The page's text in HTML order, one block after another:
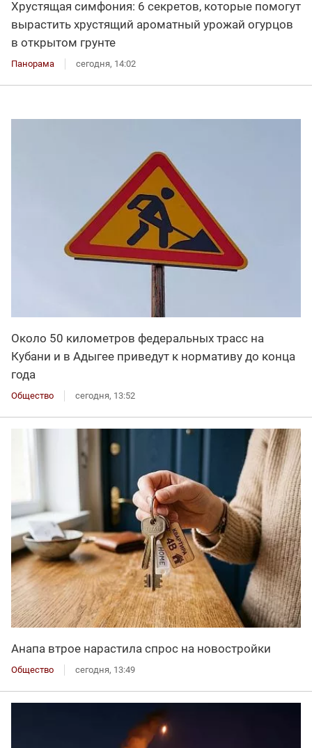
Хрустящая симфония: 6 секретов, которые помогут
вырастить хрустящий ароматный урожай огурцов
в открытом грунте
Панорама сегодня, 14:02
Около 50 километров федеральных трасс на
Кубани и в Адыгее приведут к нормативу до конца
года
Общество сегодня, 13:52
Анапа втрое нарастила спрос на новостройки
Общество сегодня, 13:49